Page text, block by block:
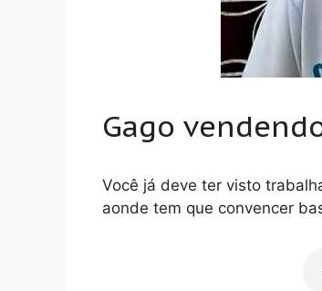
Gago
Você já deve ter visto
aonde tem que convencer